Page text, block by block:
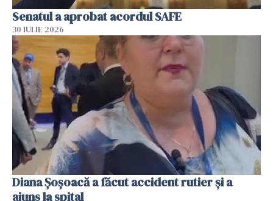
Senatul a aprobat acordul SAFE
30 IULIE 2026
Diana Șoșoacă a făcut accident rutier și a
ajuns la spital